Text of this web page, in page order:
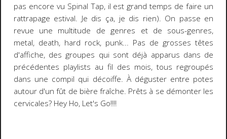
pas encore vu Spinal Tap, il est grand temps de faire un
rattrapage estival. Je dis ça, je dis rien). On passe en
revue une multitude de genres et de sous-genres,
metal, death, hard rock, punk... Pas de grosses têtes
d'affiche, des groupes qui sont déjà apparus dans de
précédentes playlists au fil des mois, tous regroupés
dans une compil qui décoiffe. À déguster entre potes
autour d'un fût de bière fraîche. Prêts à se démonter les
cervicales? Hey Ho, Let's Go!!!!